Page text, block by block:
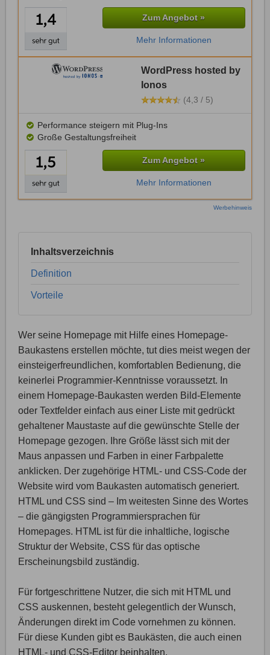
Zum Angebot »
Mehr Informationen
WordPress hosted by
Ionos
(4,3 / 5)
Performance steigern mit Plug-Ins
Große Gestaltungsfreiheit
Zum Angebot »
Mehr Informationen
Werbehinweis
Inhaltsverzeichnis
Definition
Vorteile
Wer seine Homepage mit Hilfe eines Homepage-
Baukastens erstellen möchte, tut dies meist wegen der
einsteigerfreundlichen, komfortablen Bedienung, die
keinerlei Programmier-Kenntnisse voraussetzt. In
einem Homepage-Baukasten werden Bild-Elemente
oder Textfelder einfach aus einer Liste mit gedrückt
gehaltener Maustaste auf die gewünschte Stelle der
Homepage gezogen. Ihre Größe lässt sich mit der
Maus anpassen und Farben in einer Farbpalette
anklicken. Der zugehörige HTML- und CSS-Code der
Website wird vom Baukasten automatisch generiert.
HTML und CSS sind – Im weitesten Sinne des Wortes
– die gängigsten Programmiersprachen für
Homepages. HTML ist für die inhaltliche, logische
Struktur der Website, CSS für das optische
Erscheinungsbild zuständig.
Für fortgeschrittene Nutzer, die sich mit HTML und
CSS auskennen, besteht gelegentlich der Wunsch,
Änderungen direkt im Code vornehmen zu können.
Für diese Kunden gibt es Baukästen, die auch einen
HTML- und CSS-Editor beinhalten.